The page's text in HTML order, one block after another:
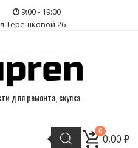
9:00 - 19:00
Терешковой 26
для ремонта, скупка
0
0,00₽